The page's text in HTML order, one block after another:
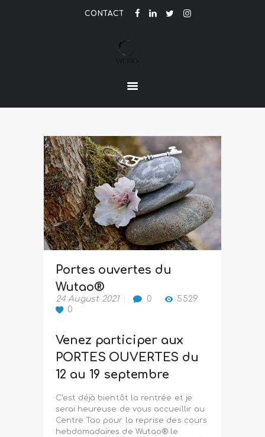
CONTACT
ACTUALITÉ
Portes ouvertes du
Wutao®
24 August 2021 0
5529
0
Venez participer aux
PORTES OUVERTES du
12 au 19 septembre
C’est déjà bientôt la rentrée et je
serai heureuse de vous accueillir au
Centre Tao pour la reprise des cours
hebdomadaires de Wutao® le